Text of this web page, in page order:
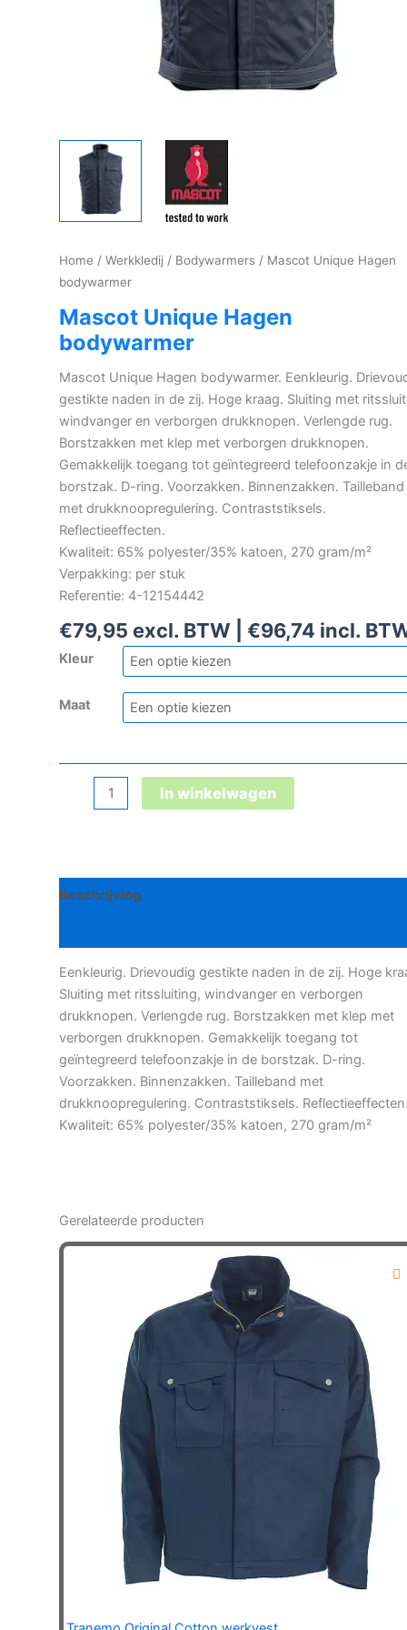
Home / Werkkledij / Bodywarmers / Mascot Unique Hagen
bodywarmer
Mascot Unique Hagen
bodywarmer
Mascot Unique Hagen bodywarmer. Eenkleurig.
gestikte naden in de zij. Hoge kraag. Sluiting met
windvanger en verborgen drukknopen. Verlengde rug.
Borstzakken met klep met verborgen drukknopen.
Gemakkelijk toegang tot geïntegreerd telefoonzakje in
borstzak. D-ring. Voorzakken. Binnenzakken. Tailleband
met drukknoopregulering. Contraststiksels.
Reflectieeffecten.
Kwaliteit: 65% polyester/35% katoen, 270 gram/m²
Verpakking: per stuk
Referentie: 4-12154442
€79,95 excl. BTW | €96,74 incl.
Kleur
Maat
Unique
aantal
In winkelwagen
Beschrijving
Eenkleurig. Drievoudig gestikte naden in de zij. Hoge
Sluiting met ritssluiting, windvanger en verborgen
drukknopen. Verlengde rug. Borstzakken met klep met
verborgen drukknopen. Gemakkelijk toegang tot
geïntegreerd telefoonzakje in de borstzak. D-ring.
Voorzakken. Binnenzakken. Tailleband met
drukknoopregulering. Contraststiksels.
Kwaliteit: 65% polyester/35% katoen, 270 gram/m²
Gerelateerde producten